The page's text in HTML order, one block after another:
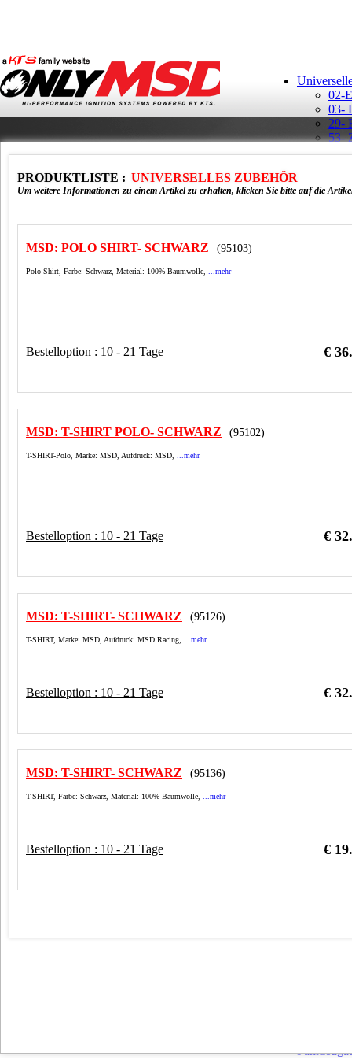
02-
03-
29-
53-
PRODUKTLISTE : UNIVERSELLES ZUBEHÖR
Um weitere Informationen zu einem Artikel zu erhalten, klicken Sie bitte auf die
MSD: POLO SHIRT- SCHWARZ (95103)
Polo Shirt, Farbe: Schwarz, Material: 100% Baumwolle, ...mehr
Bestelloption : 10 - 21 Tage €
MSD: T-SHIRT POLO- SCHWARZ (95102)
T-SHIRT-Polo, Marke: MSD, Aufdruck: MSD, ...mehr
Bestelloption : 10 - 21 Tage €
MSD: T-SHIRT- SCHWARZ (95126)
T-SHIRT, Marke: MSD, Aufdruck: MSD Racing, ...mehr
Bestelloption : 10 - 21 Tage €
MSD: T-SHIRT- SCHWARZ (95136)
T-SHIRT, Farbe: Schwarz, Material: 100% Baumwolle, ...mehr
Bestelloption : 10 - 21 Tage €